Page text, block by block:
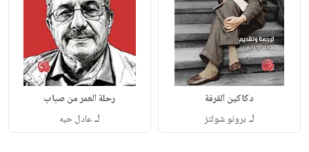
دكاكين القرفة
لـ برونو شولتز
رحلة العمر من صباب
لـعادل حبه